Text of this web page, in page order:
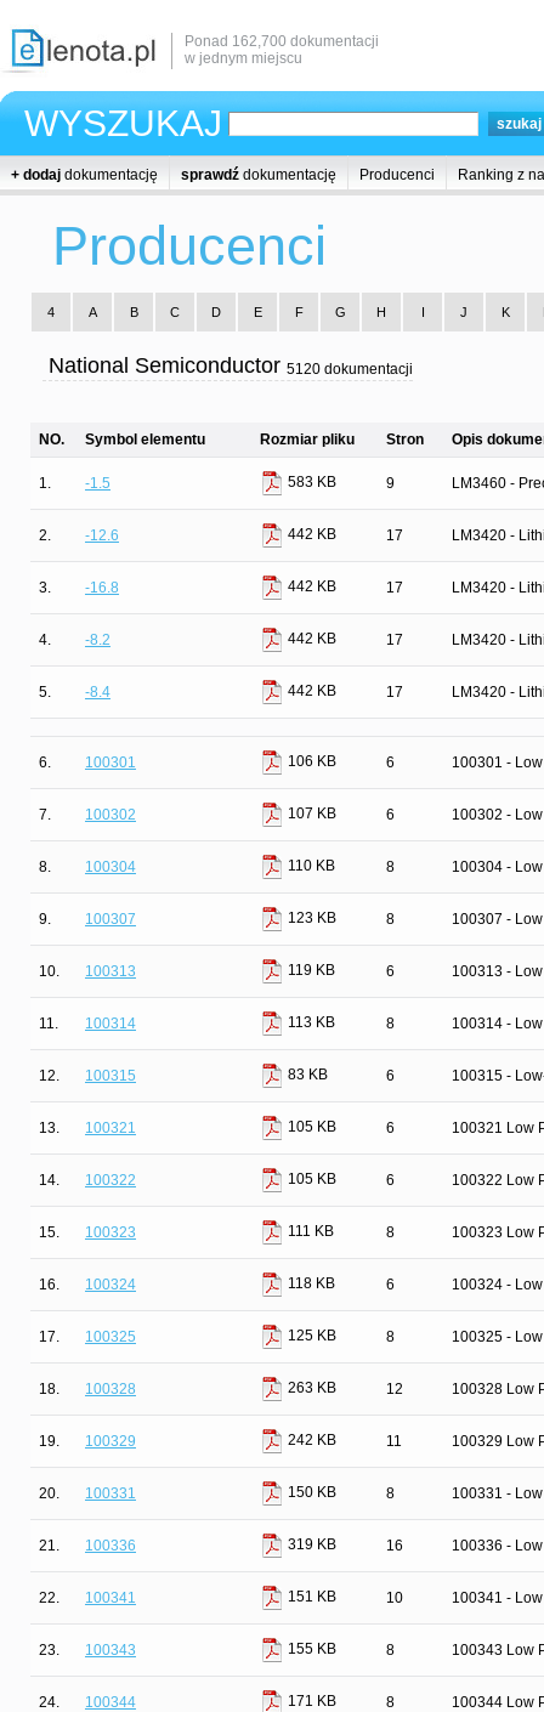
Ponad 162,700 dokumentacji
w jednym miejscu
WYSZUKAJ
+ dodaj dokumentację sprawdź dokumentację Producenci Ranking z
Producenci
4 A B C D E F G H I J K
National Semiconductor 5120 dokumentacji
NO. Symbol elementu Rozmiar pliku Stron Opis
1. -1.5 583 KB 9 LM3460 -
2. -12.6 442 KB 17 LM3420 -
3. -16.8 442 KB 17 LM3420 -
4. -8.2 442 KB 17 LM3420 -
5. -8.4 442 KB 17 LM3420 -
6. 100301 106 KB 6 100301 -
7. 100302 107 KB 6 100302 -
8. 100304 110 KB 8 100304 -
9. 100307 123 KB 8 100307 -
10. 100313 119 KB 6 100313 -
11. 100314 113 KB 8 100314 -
12. 100315 83 KB 6 100315 -
13. 100321 105 KB 6 100321 Low
14. 100322 105 KB 6 100322 Low
15. 100323 111 KB 8 100323 Low
16. 100324 118 KB 6 100324 -
17. 100325 125 KB 8 100325 -
18. 100328 263 KB 12 100328 Low
19. 100329 242 KB 11 100329 Low
20. 100331 150 KB 8 100331 -
21. 100336 319 KB 16 100336 -
22. 100341 151 KB 10 100341 -
23. 100343 155 KB 8 100343 Low
24. 100344 171 KB 8 100344 Low